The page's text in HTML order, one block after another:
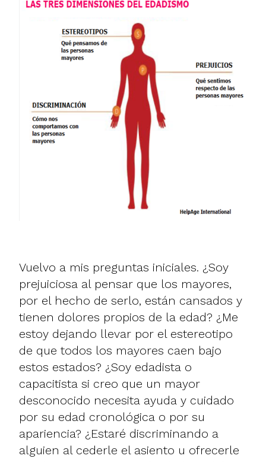
Vuelvo a mis preguntas iniciales. ¿Soy
prejuiciosa al pensar que los mayores,
por el hecho de serlo, están cansados y
tienen dolores propios de la edad? ¿Me
estoy dejando llevar por el estereotipo
de que todos los mayores caen bajo
estos estados? ¿Soy edadista o
capacitista si creo que un mayor
desconocido necesita ayuda y cuidado
por su edad cronológica o por su
apariencia? ¿Estaré discriminando a
alguien al cederle el asiento u ofrecerle